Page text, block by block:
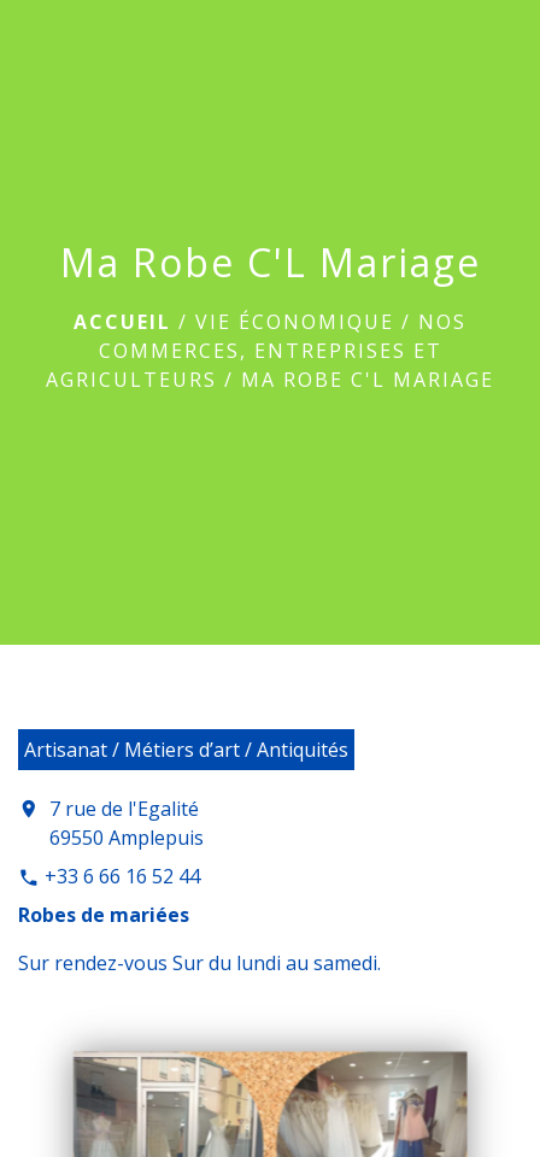
Ma Robe C'L Mariage
ACCUEIL / VIE ÉCONOMIQUE / NOS
COMMERCES, ENTREPRISES ET
AGRICULTEURS / MA ROBE C'L MARIAGE
Artisanat / Métiers d’art / Antiquités
location_on
7 rue de l'Egalité
69550 Amplepuis
phone +33 6 66 16 52 44
Robes de mariées
Sur rendez-vous Sur du lundi au samedi.